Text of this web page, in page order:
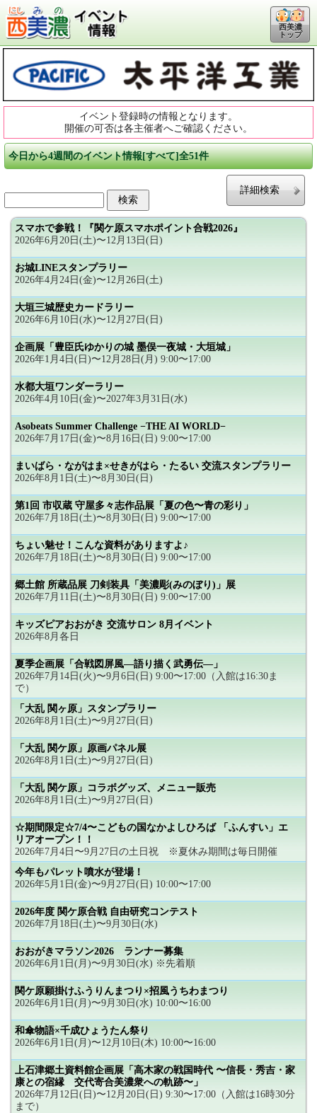
西美濃
トップ
イベント登録時の情報となります。
開催の可否は各主催者へご確認ください。
今日から4週間のイベント情報[すべて]全51件
詳細検索
スマホで参戦！『関ケ原スマホポイント合戦2026』
2026年6月20日(土)〜12月13日(日)
お城LINEスタンプラリー
2026年4月24日(金)〜12月26日(土)
大垣三城歴史カードラリー
2026年6月10日(水)〜12月27日(日)
企画展「豊臣氏ゆかりの城 墨俣一夜城・大垣城」
2026年1月4日(日)〜12月28日(月) 9:00〜17:00
水都大垣ワンダーラリー
2026年4月10日(金)〜2027年3月31日(水)
Asobeats Summer Challenge −THE AI WORLD−
2026年7月17日(金)〜8月16日(日) 9:00〜17:00
まいばら・ながはま×せきがはら・たるい 交流スタンプラリー
2026年8月1日(土)〜8月30日(日)
第1回 市収蔵 守屋多々志作品展「夏の色〜青の彩り」
2026年7月18日(土)〜8月30日(日) 9:00〜17:00
ちょい魅せ！こんな資料がありますよ♪
2026年7月18日(土)〜8月30日(日) 9:00〜17:00
郷土館 所蔵品展 刀剣装具「美濃彫(みのぼり)」展
2026年7月11日(土)〜8月30日(日) 9:00〜17:00
キッズピアおおがき 交流サロン 8月イベント
2026年8月各日
夏季企画展「合戦図屏風―語り描く武勇伝―」
2026年7月14日(火)〜9月6日(日) 9:00〜17:00（入館は16:30ま
で）
「大乱 関ヶ原」スタンプラリー
2026年8月1日(土)〜9月27日(日)
「大乱 関ケ原」原画パネル展
2026年8月1日(土)〜9月27日(日)
「大乱 関ケ原」コラボグッズ、メニュー販売
2026年8月1日(土)〜9月27日(日)
☆期間限定☆7/4〜こどもの国なかよしひろば 「ふんすい」エ
リアオープン！！
2026年7月4日〜9月27日の土日祝 ※夏休み期間は毎日開催
今年もパレット噴水が登場！
2026年5月1日(金)〜9月27日(日) 10:00〜17:00
2026年度 関ケ原合戦 自由研究コンテスト
2026年7月18日(土)〜9月30日(水)
おおがきマラソン2026 ランナー募集
2026年6月1日(月)〜9月30日(水) ※先着順
関ケ原願掛けふうりんまつり×招風うちわまつり
2026年6月1日(月)〜9月30日(水) 10:00〜16:00
和傘物語×千成ひょうたん祭り
2026年6月1日(月)〜12月10日(木) 10:00〜16:00
上石津郷土資料館企画展「高木家の戦国時代 〜信長・秀吉・家
康との宿縁 交代寄合美濃衆への軌跡〜」
2026年7月12日(日)〜12月20日(日) 9:30〜17:00（入館は16時30分
まで）